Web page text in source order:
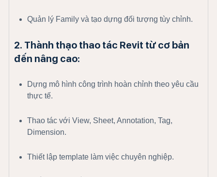
Quản lý Family và tạo dựng đối tượng tùy chỉnh.
2. Thành thạo thao tác Revit từ cơ bản
đến nâng cao:
Dựng mô hình công trình hoàn chỉnh theo yêu cầu
thực tế.
Thao tác với View, Sheet, Annotation, Tag,
Dimension.
Thiết lập template làm việc chuyên nghiệp.